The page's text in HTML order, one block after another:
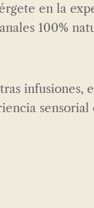
en la
100%
infusiones,
sensorial